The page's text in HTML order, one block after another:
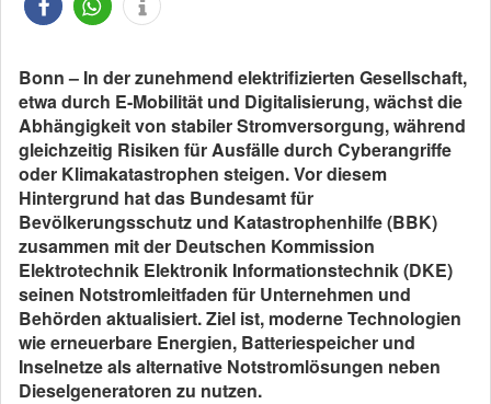
Bonn – In der zunehmend elektrifizierten Gesellschaft,
etwa durch E-Mobilität und Digitalisierung, wächst die
Abhängigkeit von stabiler Stromversorgung, während
gleichzeitig Risiken für Ausfälle durch Cyberangriffe
oder Klimakatastrophen steigen. Vor diesem
Hintergrund hat das Bundesamt für
Bevölkerungsschutz und Katastrophenhilfe (BBK)
zusammen mit der Deutschen Kommission
Elektrotechnik Elektronik Informationstechnik (DKE)
seinen Notstromleitfaden für Unternehmen und
Behörden aktualisiert. Ziel ist, moderne Technologien
wie erneuerbare Energien, Batteriespeicher und
Inselnetze als alternative Notstromlösungen neben
Dieselgeneratoren zu nutzen.